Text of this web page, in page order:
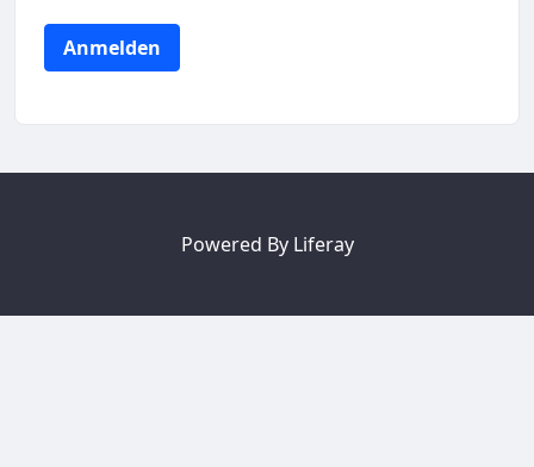
Anmelden
Powered By Liferay